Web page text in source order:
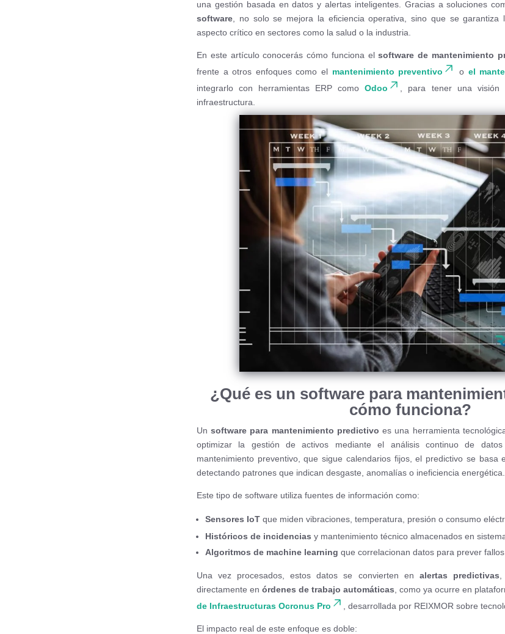
una gestión basada en datos y alertas inteligentes. Gracias a soluciones
software , no solo se mejora la eficiencia operativa, sino que se garantiza
aspecto crítico en sectores como la salud o la industria.
En este artículo conocerás cómo funciona elsoftware de mantenimiento
frente a otros enfoques como el mantenimiento preventivo o el
integrarlo con herramientas ERP comoOdoo
, para tener una
infraestructura.
¿Qué es un software para
cómo funciona?
Unsoftware para mantenimiento predictivo es una herramienta
optimizar la gestión de activos mediante el análisis continuo de
mantenimiento preventivo, que sigue calendarios fijos, el predictivo se basa
detectando patrones que indican desgaste, anomalías o ineficiencia energética.
Este tipo de software utiliza fuentes de información como:
Sensores IoT que miden vibraciones, temperatura, presión o consumo
Históricos de incidencias y mantenimiento técnico almacenados en
Algoritmos de machine learning que correlacionan datos para prever fallos
Una vez procesados, estos datos se convierten en alertas predictivas
directamente en órdenes de trabajo automáticas , como ya ocurre en
de Infraestructuras Ocronus Pro
, desarrollada por REIXMOR sobre
El impacto real de este enfoque es doble: